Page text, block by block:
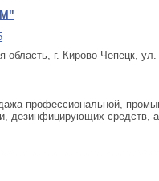
область, г. Кирово-Чепецк, ул.
профессиональной,
дезинфицирующих средств,